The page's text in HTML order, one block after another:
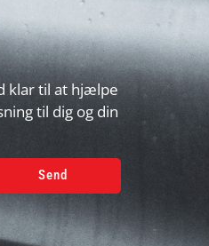
klar til at hjælpe
til dig og din
Send